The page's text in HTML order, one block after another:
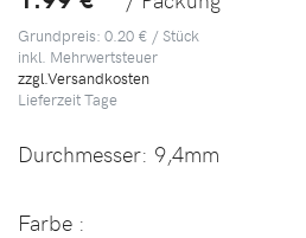
Grundpreis: 0.20 € / Stück
inkl. Mehrwertsteuer
zzgl.Versandkosten
LieferzeitTage
Durchmesser: 9,4mm
Farbe :